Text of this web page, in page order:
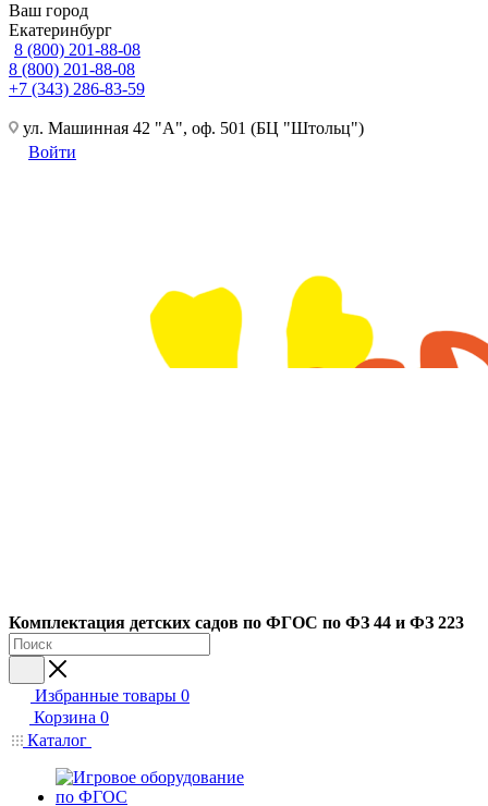
Ваш город
Екатеринбург
8 (800) 201-88-08
8 (800) 201-88-08
+7 (343) 286-83-59
ул. Машинная 42 "А", оф. 501 (БЦ "Штольц")
Войти
Комплектация детских садов по ФГОC по ФЗ 44 и ФЗ 223
Избранные товары 0
Корзина 0
Каталог